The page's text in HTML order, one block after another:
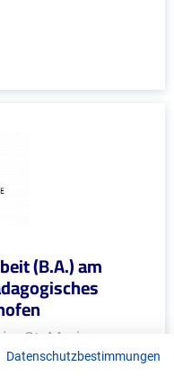
(B.A.) am
St. Maria
Datenschutzbestimmungen